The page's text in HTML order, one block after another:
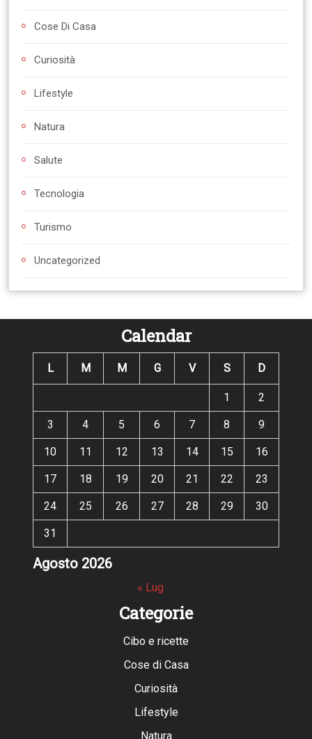
Cose Di Casa
Curiosità
Lifestyle
Natura
Salute
Tecnologia
Turismo
Uncategorized
Calendar
Agosto 2026
L M M G V S D
1 2
3 4 5 6 7 8 9
10 11 12 13 14 15 16
17 18 19 20 21 22 23
24 25 26 27 28 29 30
31
« Lug
Categorie
Cibo e ricette
Cose di Casa
Curiosità
Lifestyle
Natura